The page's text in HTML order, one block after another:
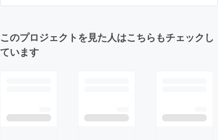
このプロジェクトを見た人はこちらもチェックし
ています